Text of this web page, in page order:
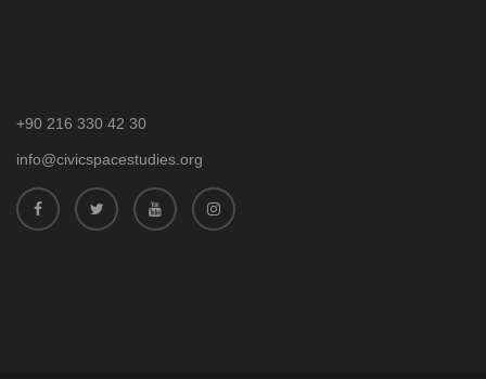
+90 216 330 42 30
info@civicspacestudies.org